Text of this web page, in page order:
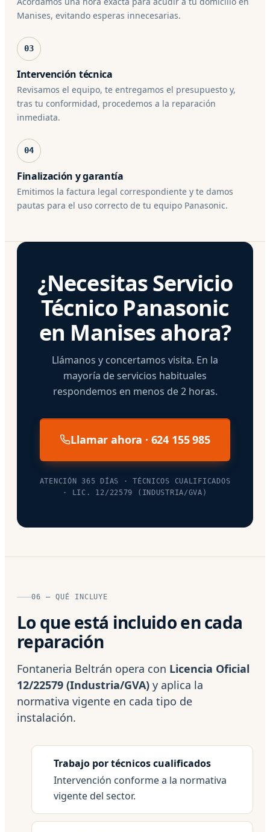
Manises, evitando esperas innecesarias.
03
Intervención técnica
Revisamos el equipo, te entregamos el presupuesto y,
tras tu conformidad, procedemos a la reparación
inmediata.
04
Finalización y garantía
Emitimos la factura legal correspondiente y te damos
pautas para el uso correcto de tu equipo Panasonic.
¿Necesitas Servicio
Técnico Panasonic
en Manises ahora?
Llámanos y concertamos visita. En la
mayoría de servicios habituales
respondemos en menos de 2 horas.
Llamar ahora · 624 155 985
ATENCIÓN 365 DÍAS · TÉCNICOS CUALIFICADOS
· LIC. 12/22579 (INDUSTRIA/GVA)
06 — QUÉ INCLUYE
Lo que está incluido en cada
reparación
Fontaneria Beltrán opera con Licencia Oficial
12/22579 (Industria/GVA) y aplica la
normativa vigente en cada tipo de
instalación.
Trabajo por técnicos cualificados
Intervención conforme a la normativa
vigente del sector.